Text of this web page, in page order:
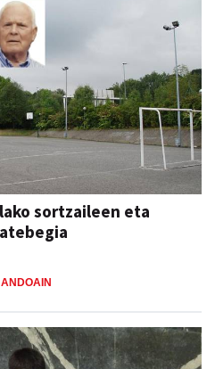
sortzaileen eta
ANDOAIN